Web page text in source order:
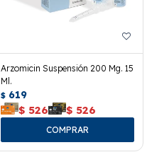
Arzomicin Suspensión 200 Mg. 15
Ml.
$ 619
$ 526 $ 526